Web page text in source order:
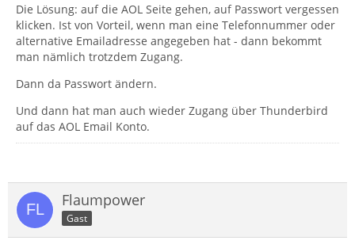
Die Lösung: auf die AOL Seite gehen, auf Passwort vergessen
klicken. Ist von Vorteil, wenn man eine Telefonnummer oder
alternative Emailadresse angegeben hat - dann bekommt
man nämlich trotzdem Zugang.
Dann da Passwort ändern.
Und dann hat man auch wieder Zugang über Thunderbird
auf das AOL Email Konto.
Flaumpower
Gast